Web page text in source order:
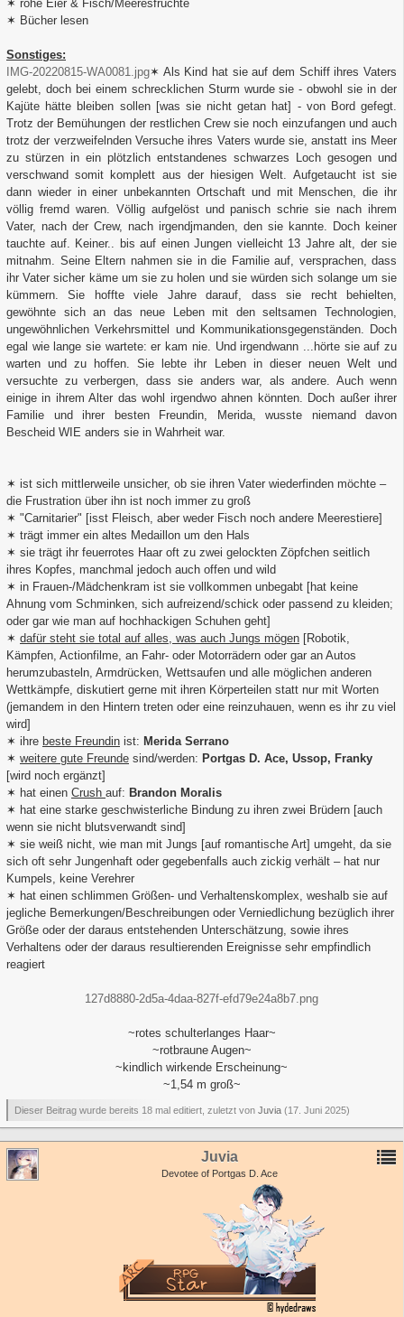
✶ rohe Eier & Fisch/Meeresfrüchte
✶ Bücher lesen
Sonstiges:
IMG-20220815-WA0081.jpg✶ Als Kind hat sie auf dem Schiff ihres Vaters
gelebt, doch bei einem schrecklichen Sturm wurde sie - obwohl sie in der
Kajüte hätte bleiben sollen [was sie nicht getan hat] - von Bord gefegt.
Trotz der Bemühungen der restlichen Crew sie noch einzufangen und auch
trotz der verzweifelnden Versuche ihres Vaters wurde sie, anstatt ins Meer
zu stürzen in ein plötzlich entstandenes schwarzes Loch gesogen und
verschwand somit komplett aus der hiesigen Welt. Aufgetaucht ist sie
dann wieder in einer unbekannten Ortschaft und mit Menschen, die ihr
völlig fremd waren. Völlig aufgelöst und panisch schrie sie nach ihrem
Vater, nach der Crew, nach irgendjmanden, den sie kannte. Doch keiner
tauchte auf. Keiner.. bis auf einen Jungen vielleicht 13 Jahre alt, der sie
mitnahm. Seine Eltern nahmen sie in die Familie auf, versprachen, dass
ihr Vater sicher käme um sie zu holen und sie würden sich solange um sie
kümmern. Sie hoffte viele Jahre darauf, dass sie recht behielten,
gewöhnte sich an das neue Leben mit den seltsamen Technologien,
ungewöhnlichen Verkehrsmittel und Kommunikationsgegenständen. Doch
egal wie lange sie wartete: er kam nie. Und irgendwann ...hörte sie auf zu
warten und zu hoffen. Sie lebte ihr Leben in dieser neuen Welt und
versuchte zu verbergen, dass sie anders war, als andere. Auch wenn
einige in ihrem Alter das wohl irgendwo ahnen könnten. Doch außer ihrer
Familie und ihrer besten Freundin, Merida, wusste niemand davon
Bescheid WIE anders sie in Wahrheit war.
✶ ist sich mittlerweile unsicher, ob sie ihren Vater wiederfinden möchte –
die Frustration über ihn ist noch immer zu groß
✶ "Carnitarier" [isst Fleisch, aber weder Fisch noch andere Meerestiere]
✶ trägt immer ein altes Medaillon um den Hals
✶ sie trägt ihr feuerrotes Haar oft zu zwei gelockten Zöpfchen seitlich
ihres Kopfes, manchmal jedoch auch offen und wild
✶ in Frauen-/Mädchenkram ist sie vollkommen unbegabt [hat keine
Ahnung vom Schminken, sich aufreizend/schick oder passend zu kleiden;
oder gar wie man auf hochhackigen Schuhen geht]
✶ dafür steht sie total auf alles, was auch Jungs mögen [Robotik,
Kämpfen, Actionfilme, an Fahr- oder Motorrädern oder gar an Autos
herumzubasteln, Armdrücken, Wettsaufen und alle möglichen anderen
Wettkämpfe, diskutiert gerne mit ihren Körperteilen statt nur mit Worten
(jemandem in den Hintern treten oder eine reinzuhauen, wenn es ihr zu viel
wird]
✶ ihre beste Freundin ist: Merida Serrano
✶ weitere gute Freunde sind/werden: Portgas D. Ace, Ussop, Franky
[wird noch ergänzt]
✶ hat einen Crush auf: Brandon Moralis
✶ hat eine starke geschwisterliche Bindung zu ihren zwei Brüdern [auch
wenn sie nicht blutsverwandt sind]
✶ sie weiß nicht, wie man mit Jungs [auf romantische Art] umgeht, da sie
sich oft sehr Jungenhaft oder gegebenfalls auch zickig verhält – hat nur
Kumpels, keine Verehrer
✶ hat einen schlimmen Größen- und Verhaltenskomplex, weshalb sie auf
jegliche Bemerkungen/Beschreibungen oder Verniedlichung bezüglich ihrer
Größe oder der daraus entstehenden Unterschätzung, sowie ihres
Verhaltens oder der daraus resultierenden Ereignisse sehr empfindlich
reagiert
127d8880-2d5a-4daa-827f-efd79e24a8b7.png
~rotes schulterlanges Haar~
~rotbraune Augen~
~kindlich wirkende Erscheinung~
~1,54 m groß~
Dieser Beitrag wurde bereits 18 mal editiert, zuletzt von Juvia (17. Juni 2025)
Juvia
Devotee of Portgas D. Ace